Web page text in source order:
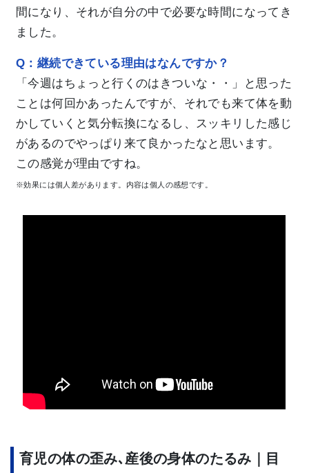
間になり、それが自分の中で必要な時間になってき
ました。
Q：継続できている理由はなんですか？
「今週はちょっと行くのはきついな・・」と思った
ことは何回かあったんですが、それでも来て体を動
かしていくと気分転換になるし、スッキリした感じ
があるのでやっぱり来て良かったなと思います。
この感覚が理由ですね。
※効果には個人差があります。内容は個人の感想です。
育児の体の歪み､産後の身体のたるみ｜目